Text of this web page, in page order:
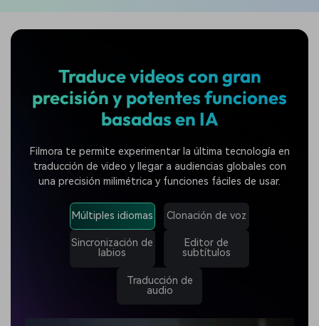
Traduce videos con gran
precisión y potentes funciones
basadas en IA
Filmora te permite experimentar la última tecnología en
traducción de video y llegar a audiencias globales con
una precisión milimétrica y funciones fáciles de usar.
Múltiples idiomas Clonación de voz
Sincronización de
labios
Editor de
subtítulos
Traducción de
audio